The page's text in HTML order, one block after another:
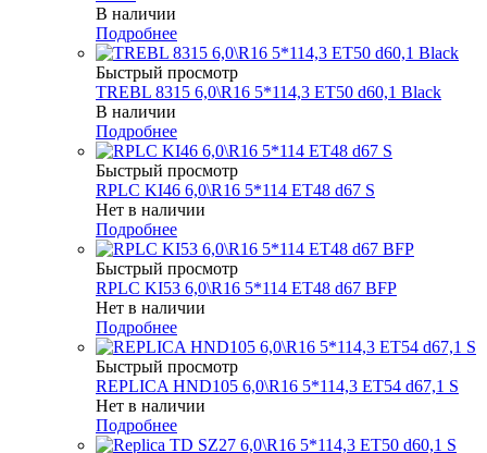
В наличии
Подробнее
Быстрый просмотр
TREBL 8315 6,0\R16 5*114,3 ET50 d60,1 Black
В наличии
Подробнее
Быстрый просмотр
RPLC KI46 6,0\R16 5*114 ET48 d67 S
Нет в наличии
Подробнее
Быстрый просмотр
RPLC KI53 6,0\R16 5*114 ET48 d67 BFP
Нет в наличии
Подробнее
Быстрый просмотр
REPLICA HND105 6,0\R16 5*114,3 ET54 d67,1 S
Нет в наличии
Подробнее